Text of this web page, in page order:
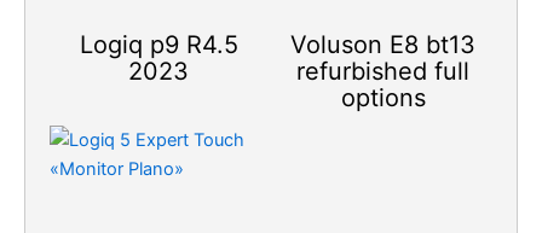
Logiq p9 R4.5
2023
Voluson E8 bt13
refurbished full
options